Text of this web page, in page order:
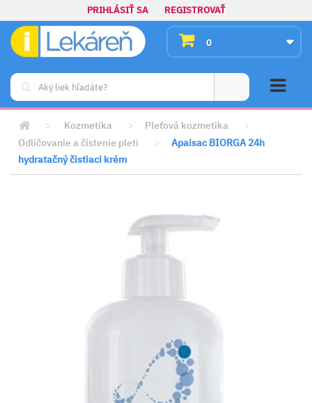
PRIHLÁSIŤ SA REGISTROVAŤ
0
> Kozmetika > Pleťová kozmetika
>
Odličovanie a čistenie pleti
>
Apaisac BIORGA 24h
hydratačný čistiaci krém